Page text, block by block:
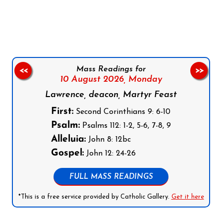
Mass Readings for
10 August 2026, Monday
Lawrence, deacon, Martyr Feast
First: Second Corinthians 9: 6-10
Psalm: Psalms 112: 1-2, 5-6, 7-8, 9
Alleluia: John 8: 12bc
Gospel: John 12: 24-26
FULL MASS READINGS
*This is a free service provided by Catholic Gallery. Get it here
<< >>